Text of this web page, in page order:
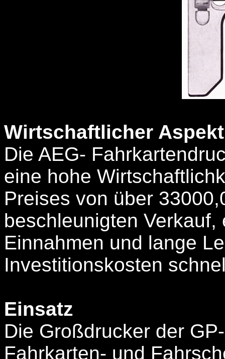
Wirtschaftlicher Aspekt
Die AEG-
eine hohe
Preises von über
beschleunigten
Einnahmen und lange
Investitionskosten
Einsatz
Die Großdrucker der
Fahrkarten- und